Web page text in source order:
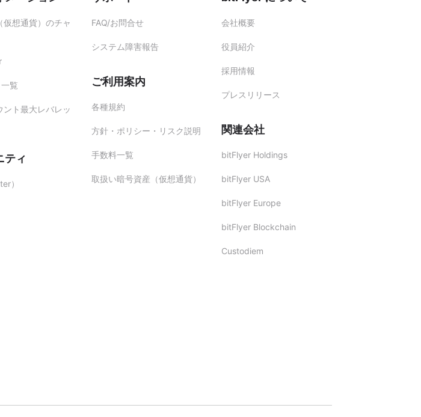
仮想通貨）のチャ
覧
ント最大レバレッ
ティ
）
FAQ/お問合せ
システム障害報告
ご利用案内
各種規約
方針・ポリシー・リスク説明
手数料一覧
取扱い暗号資産（仮想通貨）
会社概要
役員紹介
採用情報
プレスリリース
関連会社
bitFlyer Holdings
bitFlyer USA
bitFlyer Europe
bitFlyer Blockchain
Custodiem